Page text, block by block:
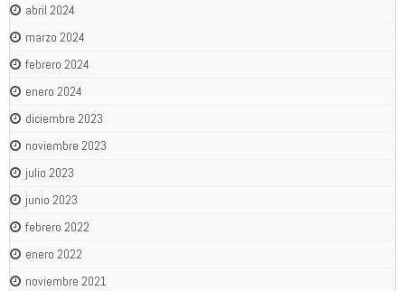
abril 2024
marzo 2024
febrero 2024
enero 2024
diciembre 2023
noviembre 2023
julio 2023
junio 2023
febrero 2022
enero 2022
noviembre 2021